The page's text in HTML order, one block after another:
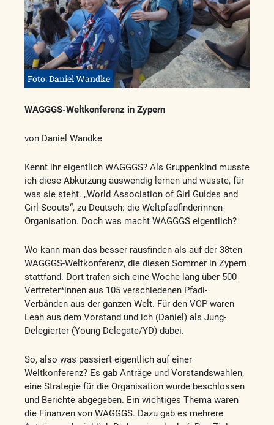
Foto: Daniel Wandke
WAGGGS-Weltkonferenz in Zypern
von Daniel Wandke
Kennt ihr eigentlich WAGGGS? Als Gruppenkind musste
ich diese Abkürzung auswendig lernen und wusste, für
was sie steht. „World Association of Girl Guides and
Girl Scouts“, zu Deutsch: die Weltpfadfinderinnen-
Organisation. Doch was macht WAGGGS eigentlich?
Wo kann man das besser rausfinden als auf der 38ten
WAGGGS-Weltkonferenz, die diesen Sommer in Zypern
stattfand. Dort trafen sich eine Woche lang über 500
Vertreter*innen aus 105 verschiedenen Pfadi-
Verbänden aus der ganzen Welt. Für den VCP waren
Leah aus dem Vorstand und ich (Daniel) als Jung-
Delegierter (Young Delegate/YD) dabei.
So, also was passiert eigentlich auf einer
Weltkonferenz? Es gab Anträge und Vorstandswahlen,
eine Strategie für die Organisation wurde beschlossen
und Berichte abgegeben. Ein wichtiges Thema waren
die Finanzen von WAGGGS. Dazu gab es mehrere